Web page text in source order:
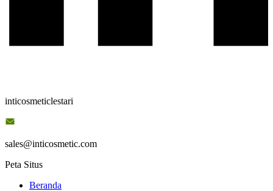
inticosmeticlestari
sales@inticosmetic.com
Peta Situs
Beranda